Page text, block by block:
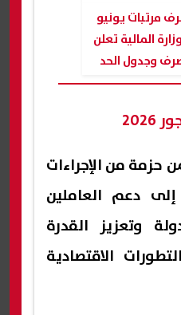
يوليو
مرتبات يونيو
وزارة المالية تعلن
وجدول الحد
حزمة من الإجراءات
دعم العاملين
وتعزيز القدرة
الاقتصادية